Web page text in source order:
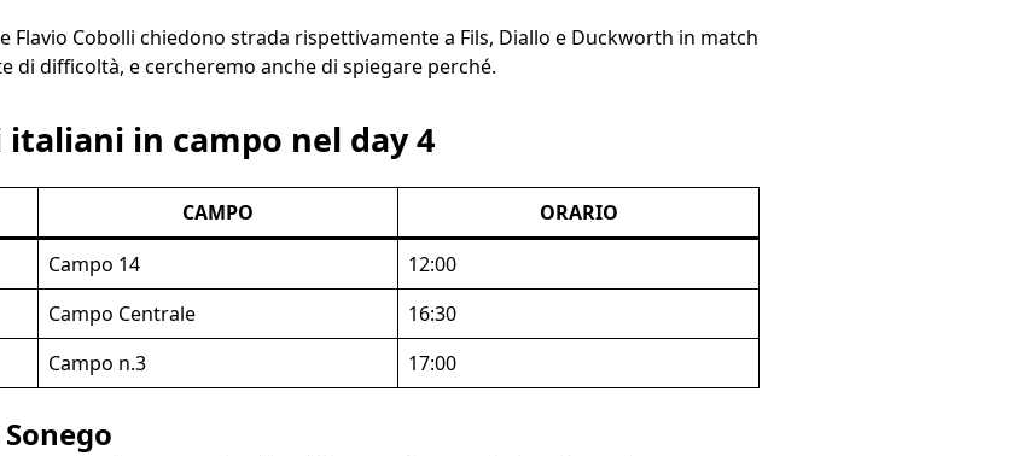
Flavio Cobolli chiedono strada rispettivamente a Fils, Diallo e Duckworth in match
di difficoltà, e cercheremo anche di spiegare perché.
italiani in campo nel day 4
CAMPO
ORARIO
Campo 14
12:00
Campo Centrale
16:30
Campo n.3 17:00